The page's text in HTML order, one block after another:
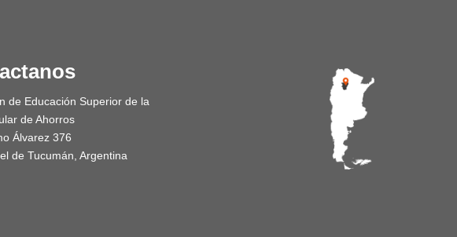
de Educación Superior de la
de Ahorros
Álvarez 376
de Tucumán, Argentina